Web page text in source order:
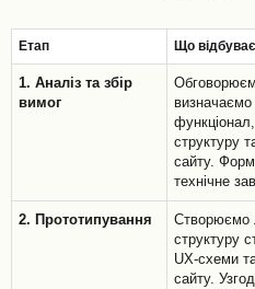
Етап Що
1. Аналіз та збір
вимог
визначаємо
функціонал,
структуру
сайту.
технічне
2. Прототипування
Створюємо
структуру
UX-схеми
сайту.